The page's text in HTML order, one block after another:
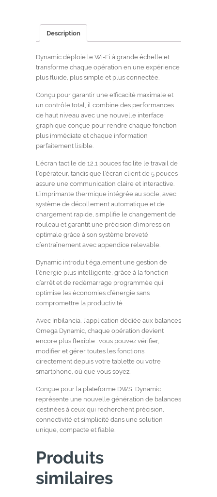
Description
Dynamic déploie le Wi-Fi à grande échelle et
transforme chaque opération en une expérience
plus fluide, plus simple et plus connectée.
Conçu pour garantir une efficacité maximale et
un contrôle total, il combine des performances
de haut niveau avec une nouvelle interface
graphique conçue pour rendre chaque fonction
plus immédiate et chaque information
parfaitement lisible.
L’écran tactile de 12,1 pouces facilite le travail de
l’opérateur, tandis que l’écran client de 5 pouces
assure une communication claire et interactive.
L’imprimante thermique intégrée au socle, avec
système de décollement automatique et de
chargement rapide, simplifie le changement de
rouleau et garantit une précision d’impression
optimale grâce à son système breveté
d’entraînement avec appendice relevable.
Dynamic introduit également une gestion de
l’énergie plus intelligente, grâce à la fonction
d’arrêt et de redémarrage programmée qui
optimise les économies d’énergie sans
compromettre la productivité.
Avec Inbilancia, l’application dédiée aux balances
Omega Dynamic, chaque opération devient
encore plus flexible : vous pouvez vérifier,
modifier et gérer toutes les fonctions
directement depuis votre tablette ou votre
smartphone, où que vous soyez.
Conçue pour la plateforme DWS, Dynamic
représente une nouvelle génération de balances
destinées à ceux qui recherchent précision,
connectivité et simplicité dans une solution
unique, compacte et fiable.
Produits
similaires